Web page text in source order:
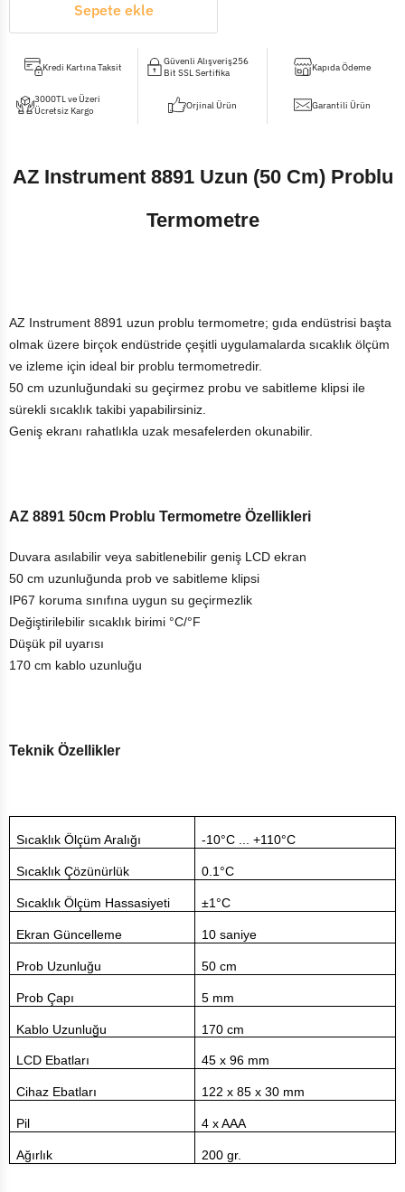
Sepete ekle
Kredi Kartına Taksit
Güvenli Alışveriş256
Bit SSL Sertifika
Kapıda Ödeme
3000TL ve Üzeri
Ücretsiz Kargo
Orjinal Ürün Garantili Ürün
AZ Instrument 8891 Uzun (50 Cm) Problu
Termometre
AZ Instrument 8891 uzun problu termometre; gıda endüstrisi başta
olmak üzere birçok endüstride çeşitli uygulamalarda sıcaklık ölçüm
ve izleme için ideal bir problu termometredir.
50 cm uzunluğundaki su geçirmez probu ve sabitleme klipsi ile
sürekli sıcaklık takibi yapabilirsiniz.
Geniş ekranı rahatlıkla uzak mesafelerden okunabilir.
AZ 8891 50cm Problu Termometre Özellikleri
Duvara asılabilir veya sabitlenebilir geniş LCD ekran
50 cm uzunluğunda prob ve sabitleme klipsi
IP67 koruma sınıfına uygun su geçirmezlik
Değiştirilebilir sıcaklık birimi °C/°F
Düşük pil uyarısı
170 cm kablo uzunluğu
Teknik Özellikler
Sıcaklık Ölçüm Aralığı -10°C ... +110°C
Sıcaklık Çözünürlük 0.1°C
Sıcaklık Ölçüm Hassasiyeti ±1 °C
Ekran Güncelleme 10 saniye
Prob Uzunluğu 50 cm
Prob Çapı 5 mm
Kablo Uzunluğu 170 cm
LCD Ebatları 45 x 96 mm
Cihaz Ebatları 122 x 85 x 30 mm
Pil 4 x AAA
Ağırlık 200 gr.